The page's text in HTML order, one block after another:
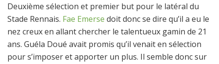
Deuxième sélection et premier but pour le latéral du
Stade Rennais. Fae Emerse doit donc se dire qu’il a eu le
nez creux en allant chercher le talentueux gamin de 21
ans. Guéla Doué avait promis qu’il venait en sélection
pour s’imposer et apporter un plus. Il semble donc sur